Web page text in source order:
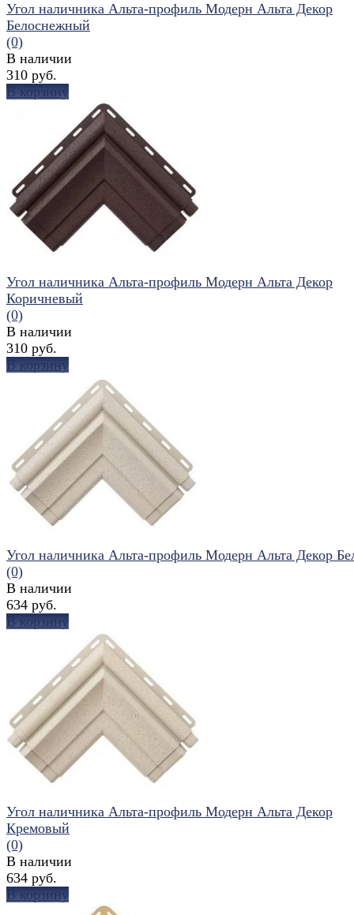
избранное сравнить
Угол наличника Альта-профиль Модерн Альта Декор
Белоснежный
(0)
В наличии
310 руб.
В корзину
избранное сравнить
Угол наличника Альта-профиль Модерн Альта Декор
Коричневый
(0)
В наличии
310 руб.
В корзину
избранное сравнить
Угол наличника Альта-профиль Модерн Альта Декор
(0)
В наличии
634 руб.
В корзину
Угол наличника Альта-профиль Модерн Альта Декор
Кремовый
(0)
В наличии
634 руб.
В корзину